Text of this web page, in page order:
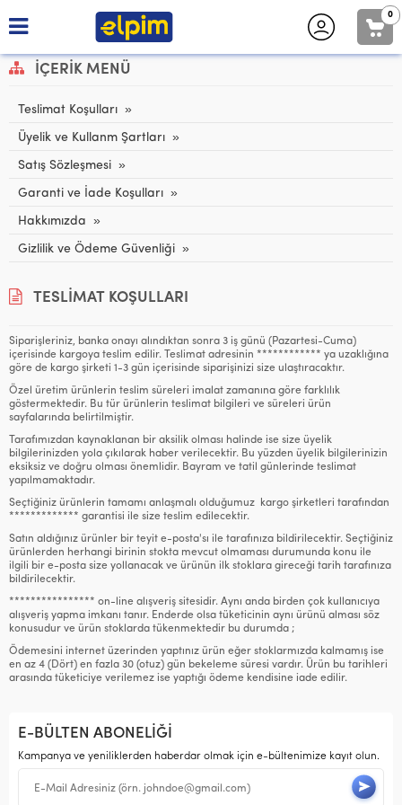
0
İÇERIK MENÜ
Teslimat Koşulları
Üyelik ve Kullanm Şartları
Satış Sözleşmesi
Garanti ve İade Koşulları
Hakkımızda
Gizlilik ve Ödeme Güvenliği
TESLIMAT KOŞULLARI
Siparişleriniz, banka onayı alındıktan sonra 3 iş günü (Pazartesi-Cuma)
içerisinde kargoya teslim edilir. Teslimat adresinin ************ ya uzaklığına
göre de kargo şirketi 1-3 gün içerisinde siparişinizi size ulaştıracaktır.
Özel üretim ürünlerin teslim süreleri imalat zamanına göre farklılık
göstermektedir. Bu tür ürünlerin teslimat bilgileri ve süreleri ürün
sayfalarında belirtilmiştir.
Tarafımızdan kaynaklanan bir aksilik olması halinde ise size üyelik
bilgilerinizden yola çıkılarak haber verilecektir. Bu yüzden üyelik bilgilerinizin
eksiksiz ve doğru olması önemlidir. Bayram ve tatil günlerinde teslimat
yapılmamaktadır.
Seçtiğiniz ürünlerin tamamı anlaşmalı olduğumuz kargo şirketleri tarafından
************* garantisi ile size teslim edilecektir.
Satın aldığınız ürünler bir teyit e-posta'sı ile tarafınıza bildirilecektir. Seçtiğiniz
ürünlerden herhangi birinin stokta mevcut olmaması durumunda konu ile
ilgili bir e-posta size yollanacak ve ürünün ilk stoklara gireceği tarih tarafınıza
bildirilecektir.
**************** on-line alışveriş sitesidir. Aynı anda birden çok kullanıcıya
alışveriş yapma imkanı tanır. Enderde olsa tüketicinin aynı ürünü alması söz
konusudur ve ürün stoklarda tükenmektedir bu durumda ;
Ödemesini internet üzerinden yaptınız ürün eğer stoklarmızda kalmamış ise
en az 4 (Dört) en fazla 30 (otuz) gün bekeleme süresi vardır. Ürün bu tarihleri
arasında tüketiciye verilemez ise yaptığı ödeme kendisine iade edilir.
E-BÜLTEN ABONELİĞİ
Kampanya ve yeniliklerden haberdar olmak için e-bültenimize kayıt olun.